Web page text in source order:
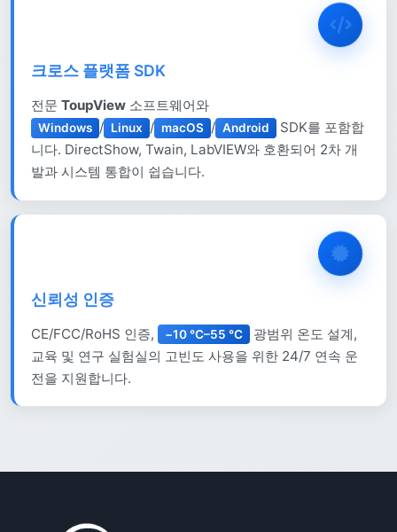
크로스 플랫폼 SDK
전문ToupView 소프트웨어와
Windows / Linux / macOS / Android
SDK를 포함합
니다. DirectShow, Twain, LabVIEW와 호환되어 2차 개
발과 시스템 통합이 쉽습니다.
신뢰성 인증
CE/FCC/RoHS 인증, −10 °C–55 °C
광범위 온도 설계,
교육 및 연구 실험실의 고빈도 사용을 위한 24/7 연속 운
전을 지원합니다.